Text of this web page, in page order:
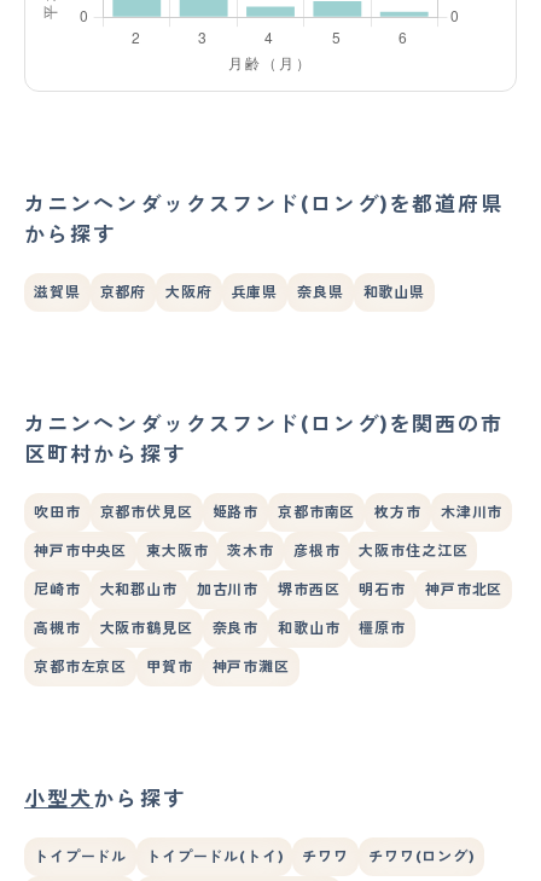
カニンヘンダックスフンド(ロング)を都道府県
から探す
滋賀県 京都府 大阪府 兵庫県 奈良県 和歌山県
カニンヘンダックスフンド(ロング)を関西の市
区町村から探す
吹田市 京都市伏見区 姫路市 京都市南区 枚方市 木津川市
神戸市中央区 東大阪市 茨木市 彦根市 大阪市住之江区
尼崎市 大和郡山市 加古川市 堺市西区 明石市 神戸市北区
高槻市 大阪市鶴見区 奈良市 和歌山市 橿原市
京都市左京区 甲賀市 神戸市灘区
小型犬から探す
トイプードル トイプードル(トイ) チワワ チワワ(ロング)